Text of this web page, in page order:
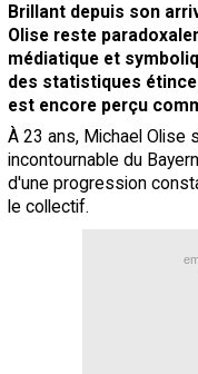
Brillant depuis son
Olise reste
médiatique et
des statistiques
est encore perçu
À 23 ans, Michael Olise
incontournable du
d'une progression
le collectif.
Recrutement Maxifoot
Mentions légales
site web Maxifoot.fr